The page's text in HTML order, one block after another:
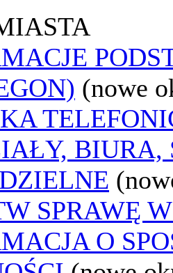
(nowe
BIURA,
SPRAWĘ
O